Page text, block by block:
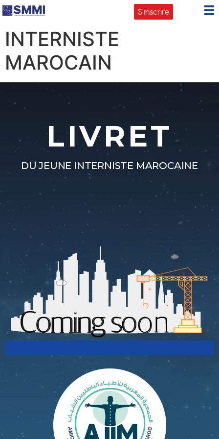
S'inscrire
LIVRET DU JEUNE
INTERNISTE
MAROCAIN
LIVRET
DU JEUNE INTERNISTE MAROCAINE